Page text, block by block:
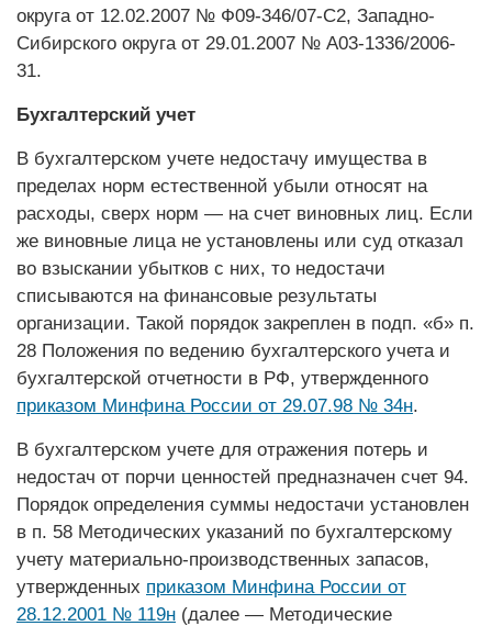
округа от 12.02.2007 № Ф09-346/07-С2, Западно-
Сибирского округа от 29.01.2007 № А03-1336/2006-
31.
Бухгалтерский учет
В бухгалтерском учете недостачу имущества в
пределах норм естественной убыли относят на
расходы, сверх норм — на счет виновных лиц. Если
же виновные лица не установлены или суд отказал
во взыскании убытков с них, то недостачи
списываются на финансовые результаты
организации. Такой порядок закреплен в подп. «б» п.
28 Положения по ведению бухгалтерского учета и
бухгалтерской отчетности в РФ, утвержденного
приказом Минфина России от 29.07.98 № 34н.
В бухгалтерском учете для отражения потерь и
недостач от порчи ценностей предназначен счет 94.
Порядок определения суммы недостачи установлен
в п. 58 Методических указаний по бухгалтерскому
учету материально-производственных запасов,
утвержденных приказом Минфина России от
28.12.2001 № 119н (далее — Методические